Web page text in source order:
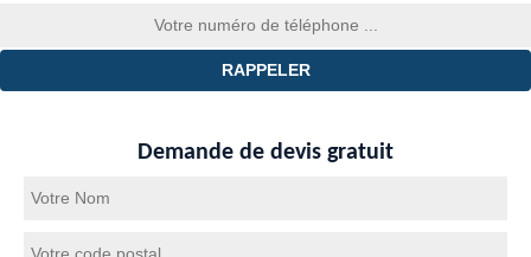
Demande de devis gratuit